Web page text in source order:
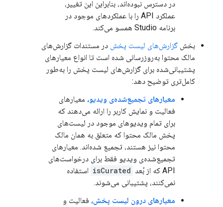
در دسترس نبوده‌اند، بنابراین این تغییر،
عملکرد API را با عملکردهای موجود در
برنامه Studio همسو می‌کند.
بخش گزارش‌های لیست پخش در مستندات گزارش‌های
مالک محتوا به‌روزرسانی شده است تا انواع معیارهای
پشتیبانی‌شده برای گزارش‌های لیست پخش را به‌طور
کامل‌تری توضیح دهد:
معیارهای تجمیع‌شده‌ی ویدیو، معیارهای
فعالیت و نمایش کاربر را ارائه می‌دهند که
برای تمام ویدیوهای موجود در لیست‌های
پخش مالک محتوا که متعلق به همان مالک
محتوا نیز هستند، تجمیع شده‌اند. معیارهای
تجمیع‌شده‌ی ویدیو فقط برای درخواست‌های
API که از بُعد
isCurated استفاده
نمی‌کنند، پشتیبانی می‌شوند.
معیارهای درون لیست پخش، فعالیت و